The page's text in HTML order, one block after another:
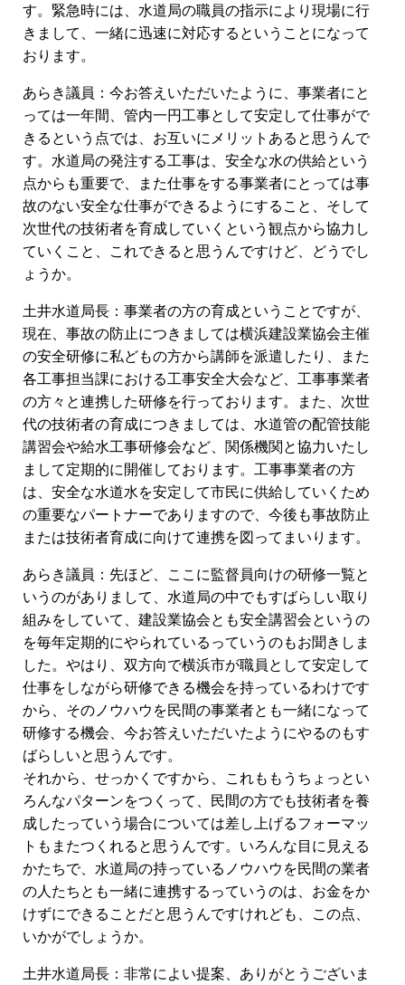
す。緊急時には、水道局の職員の指示により現場に行
きまして、一緒に迅速に対応するということになって
おります。
あらき議員：今お答えいただいたように、事業者にと
っては一年間、管内一円工事として安定して仕事がで
きるという点では、お互いにメリットあると思うんで
す。水道局の発注する工事は、安全な水の供給という
点からも重要で、また仕事をする事業者にとっては事
故のない安全な仕事ができるようにすること、そして
次世代の技術者を育成していくという観点から協力し
ていくこと、これできると思うんですけど、どうでし
ょうか。
土井水道局長：事業者の方の育成ということですが、
現在、事故の防止につきましては横浜建設業協会主催
の安全研修に私どもの方から講師を派遣したり、また
各工事担当課における工事安全大会など、工事事業者
の方々と連携した研修を行っております。また、次世
代の技術者の育成につきましては、水道管の配管技能
講習会や給水工事研修会など、関係機関と協力いたし
まして定期的に開催しております。工事事業者の方
は、安全な水道水を安定して市民に供給していくため
の重要なパートナーでありますので、今後も事故防止
または技術者育成に向けて連携を図ってまいります。
あらき議員：先ほど、ここに監督員向けの研修一覧と
いうのがありまして、水道局の中でもすばらしい取り
組みをしていて、建設業協会とも安全講習会というの
を毎年定期的にやられているっていうのもお聞きしま
した。やはり、双方向で横浜市が職員として安定して
仕事をしながら研修できる機会を持っているわけです
から、そのノウハウを民間の事業者とも一緒になって
研修する機会、今お答えいただいたようにやるのもす
ばらしいと思うんです。
それから、せっかくですから、これももうちょっとい
ろんなパターンをつくって、民間の方でも技術者を養
成したっていう場合については差し上げるフォーマッ
トもまたつくれると思うんです。いろんな目に見える
かたちで、水道局の持っているノウハウを民間の業者
の人たちとも一緒に連携するっていうのは、お金をか
けずにできることだと思うんですけれども、この点、
いかがでしょうか。
土井水道局長：非常によい提案、ありがとうございま